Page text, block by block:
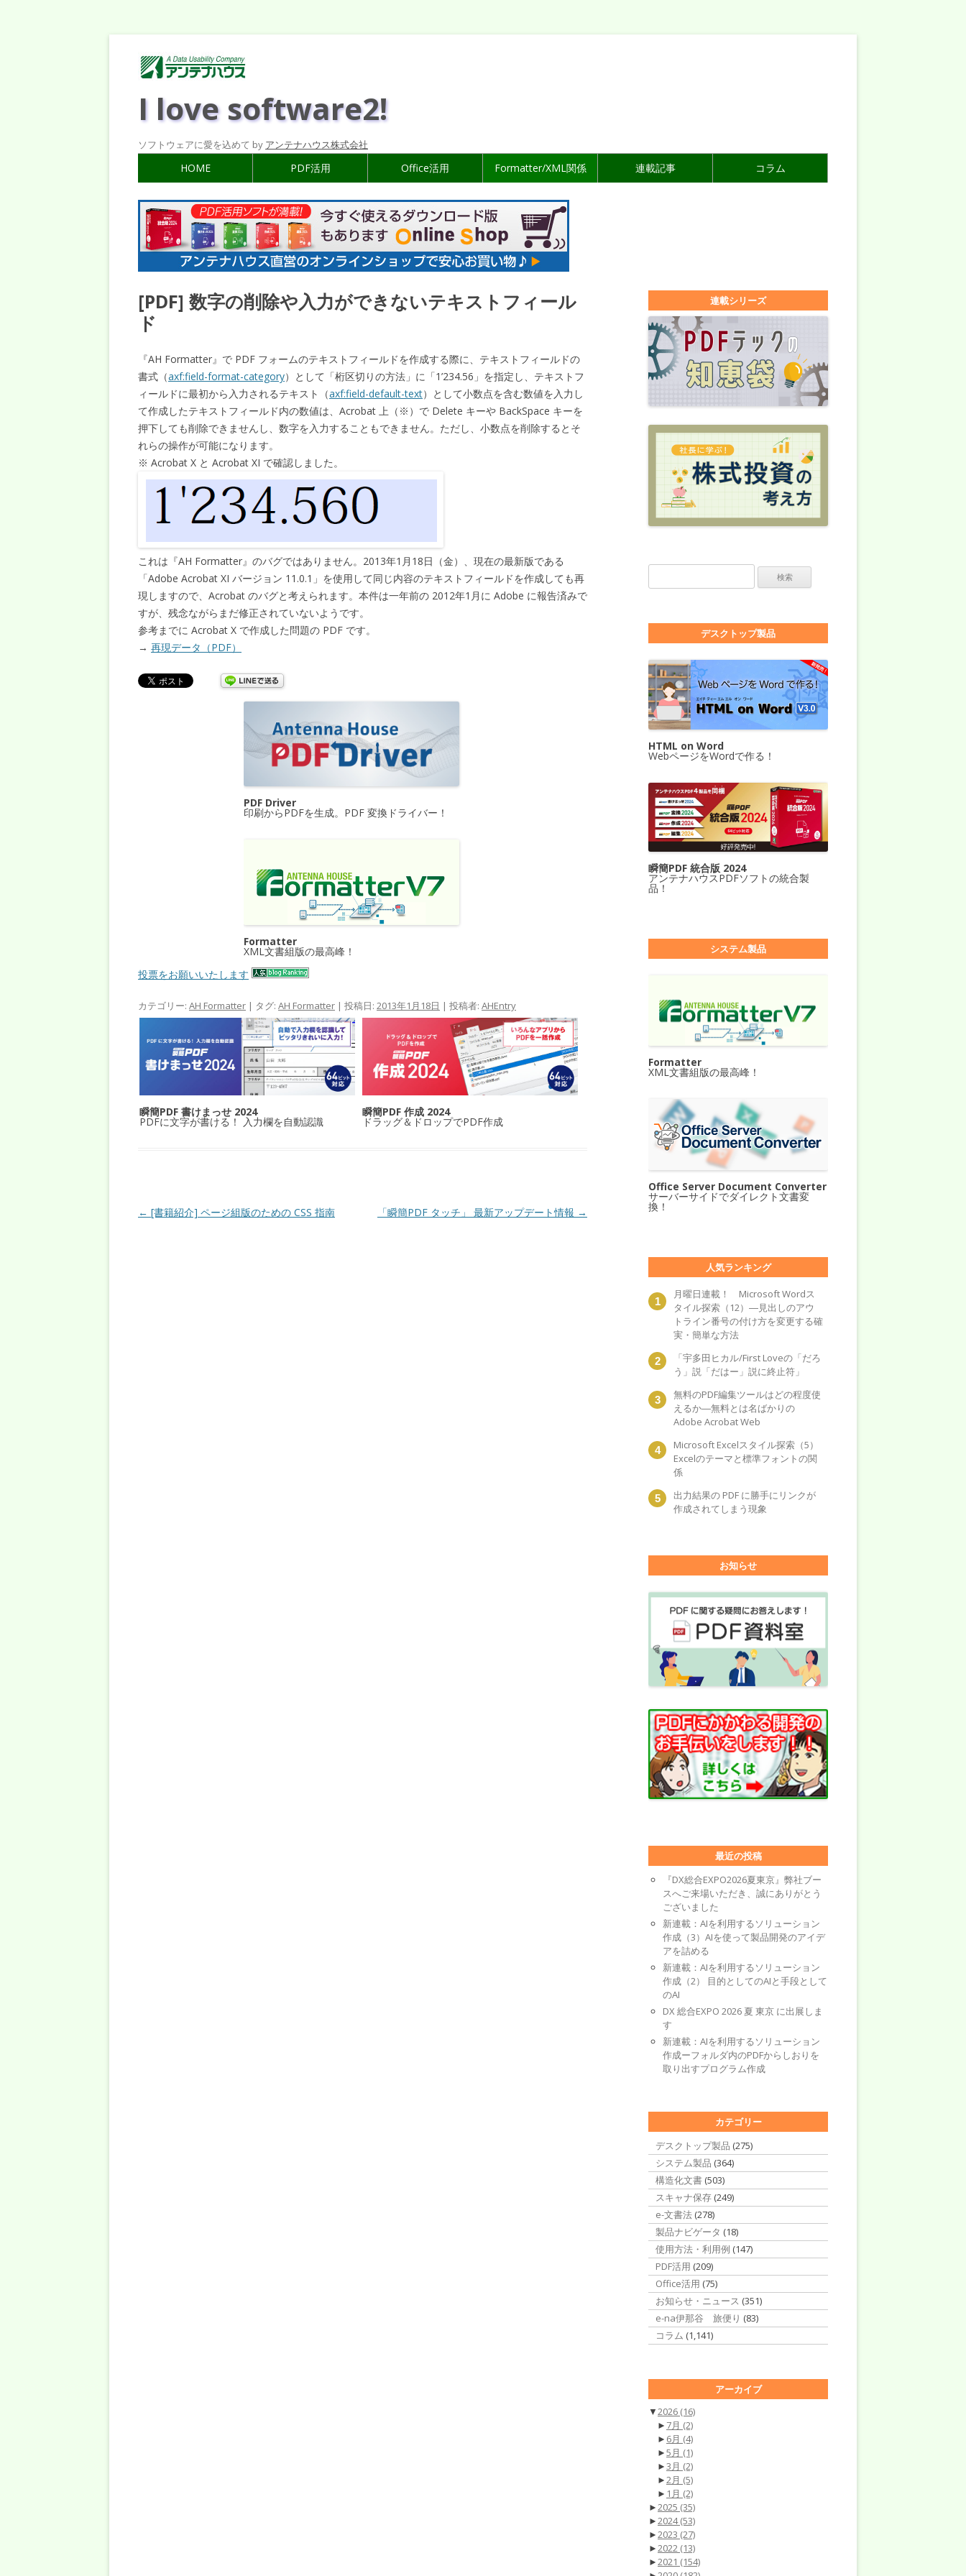
I love software2!
ソフトウェアに愛を込めて by アンテナハウス株式会社
HOME PDF活用 Office活用 Formatter/XML関係 連載記事 コラム
[PDF] 数字の削除や入力ができないテキストフィール
ド
『AH Formatter』で PDF フォームのテキストフィールドを作成する際に、テキストフィールドの
書式（axf:field-format-category）として「桁区切りの方法」に「1’234.56」を指定し、テキストフ
ィールドに最初から入力されるテキスト（axf:field-default-text）として小数点を含む数値を入力し
て作成したテキストフィールド内の数値は、Acrobat 上（※）で Delete キーや BackSpace キーを
押下しても削除できませんし、数字を入力することもできません。ただし、小数点を削除するとそ
れらの操作が可能になります。
※ Acrobat X と Acrobat XI で確認しました。
これは『AH Formatter』のバグではありません。2013年1月18日（金）、現在の最新版である
「Adobe Acrobat XI バージョン 11.0.1」を使用して同じ内容のテキストフィールドを作成しても再
現しますので、Acrobat のバグと考えられます。本件は一年前の 2012年1月に Adobe に報告済みで
すが、残念ながらまだ修正されていないようです。
参考までに Acrobat X で作成した問題の PDF です。
→ 再現データ（PDF）
PDF Driver
印刷からPDFを生成。PDF 変換ドライバー！
Formatter
XML文書組版の最高峰！
投票をお願いいたします
カテゴリー: AH Formatter | タグ: AH Formatter | 投稿日: 2013年1月18日 | 投稿者: AHEntry
瞬簡PDF 書けまっせ 2024
PDFに文字が書ける！ 入力欄を自動認識
瞬簡PDF 作成 2024
ドラッグ＆ドロップでPDF作成
投稿ナビゲーション
← [書籍紹介] ページ組版のための CSS 指南 「瞬簡PDF タッチ」 最新アップデート情報 →
連載シリーズ
デスクトップ製品
HTML on Word
WebページをWordで作る！
瞬簡PDF 統合版 2024
アンテナハウスPDFソフトの統合製
品！
システム製品
Formatter
XML文書組版の最高峰！
Office Server Document Converter
サーバーサイドでダイレクト文書変
換！
人気ランキング
月曜日連載！ Microsoft Wordス
タイル探索（12）―見出しのアウ
トライン番号の付け方を変更する確
実・簡単な方法
「宇多田ヒカル/First Loveの「だろ
う」説「だはー」説に終止符」
無料のPDF編集ツールはどの程度使
えるか―無料とは名ばかりの
Adobe Acrobat Web
Microsoft Excelスタイル探索（5）
Excelのテーマと標準フォントの関
係
出力結果の PDF に勝手にリンクが
作成されてしまう現象
お知らせ
最近の投稿
『DX総合EXPO2026夏東京』弊社ブー
スへご来場いただき、誠にありがとう
ございました
新連載：AIを利用するソリューション
作成（3）AIを使って製品開発のアイデ
アを詰める
新連載：AIを利用するソリューション
作成（2） 目的としてのAIと手段として
のAI
DX 総合EXPO 2026 夏 東京 に出展しま
す
新連載：AIを利用するソリューション
作成ーフォルダ内のPDFからしおりを
取り出すプログラム作成
カテゴリー
デスクトップ製品 (275)
システム製品 (364)
構造化文書 (503)
スキャナ保存 (249)
e-文書法 (278)
製品ナビゲータ (18)
使用方法・利用例 (147)
PDF活用 (209)
Office活用 (75)
お知らせ・ニュース (351)
e-na伊那谷 旅便り (83)
コラム (1,141)
アーカイブ
▼2026 (16)
► 7月 (2)
► 6月 (4)
►5月 (1)
►3月 (2)
►2月 (5)
► 1月 (2)
►2025 (35)
►2024(53)
►2023 (27)
►2022 (13)
►2021 (154)